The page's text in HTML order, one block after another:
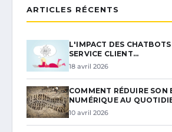
ARTICLES RÉCENTS
L'IMPACT DES CHATBOTS
SERVICE CLIENT…
18 avril 2026
COMMENT RÉDUIRE SON
NUMÉRIQUE AU
10 avril 2026